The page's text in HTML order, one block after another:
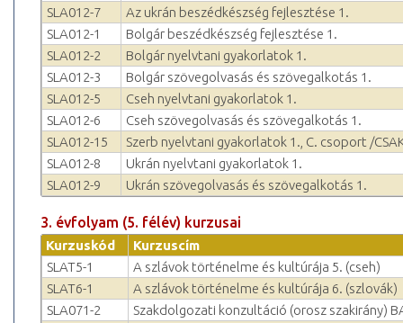
SLA012-7
Az ukrán beszédkészség fejlesztése 1.
SLA012-1
Bolgár beszédkészség fejlesztése 1.
SLA012-2
Bolgár nyelvtani gyakorlatok 1.
SLA012-3
Bolgár szövegolvasás és szövegalkotás 1.
SLA012-5
Cseh nyelvtani gyakorlatok 1.
SLA012-6
Cseh szövegolvasás és szövegalkotás 1.
SLA012-15
Szerb nyelvtani gyakorlatok 1., C. csoport /
SLA012-8
Ukrán nyelvtani gyakorlatok 1.
SLA012-9
Ukrán szövegolvasás és szövegalkotás 1.
3. évfolyam (5. félév) kurzusai
Kurzuskód
Kurzuscím
SLAT5-1
A szlávok történelme és kultúrája 5. (cseh)
SLAT6-1
A szlávok történelme és kultúrája 6. (szlovák)
SLA071-2
Szakdolgozati konzultáció (orosz szakirány)